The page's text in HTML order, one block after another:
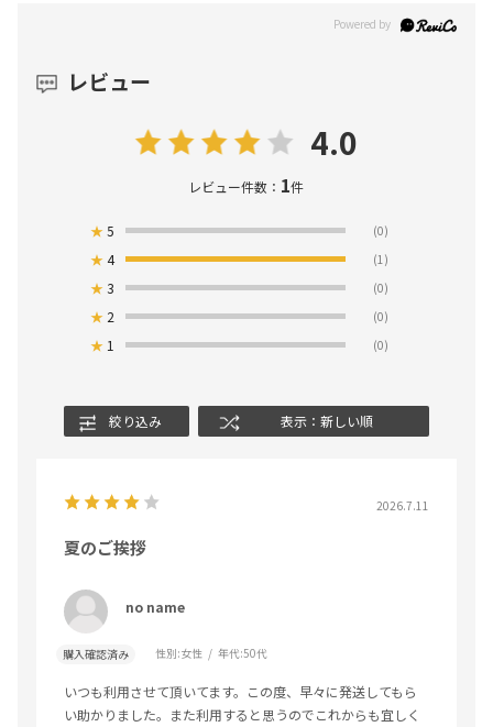
レビュー
4.0
レビュー件数： 1件
★5 (0)
★4 (1)
★3 (0)
★ 2 (0)
★ 1 (0)
絞り込み 表示：新しい順
2026.7.11
夏のご挨拶
no name
購入確認済み 性別:女性 年代:50代
いつも利用させて頂いてます。この度、早々に発送してもら
い助かりました。また利用すると思うのでこれからも宜しく